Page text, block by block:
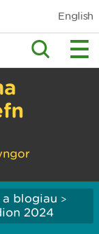
English
blogiau >
2024